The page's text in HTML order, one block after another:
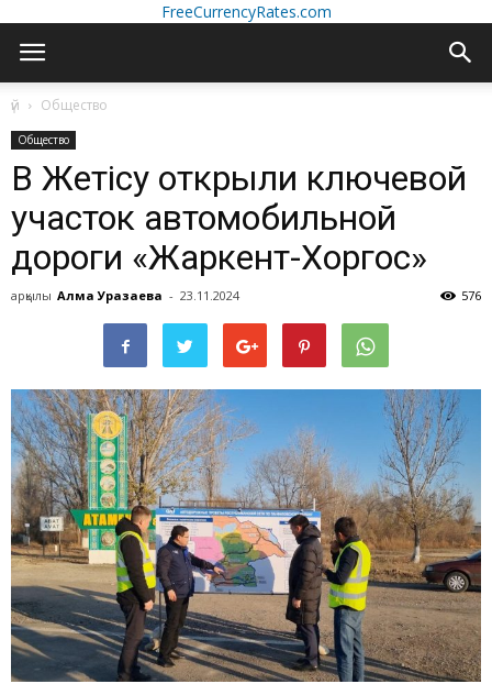
FreeCurrencyRates.com
үй Общество
Общество
В Жетісу открыли ключевой
участок автомобильной
дороги «Жаркент-Хоргос»
арқылы Алма Уразаева - 23.11.2024 576